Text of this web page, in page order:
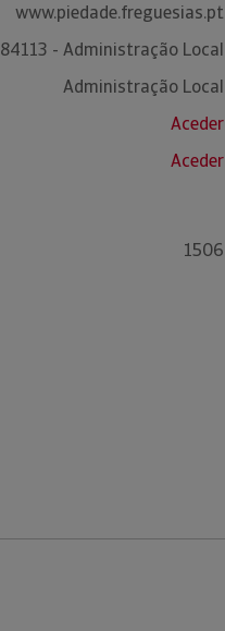
www.piedade.freguesias.pt
84113 - Administração Local
Administração Local
Aceder
Aceder
1506